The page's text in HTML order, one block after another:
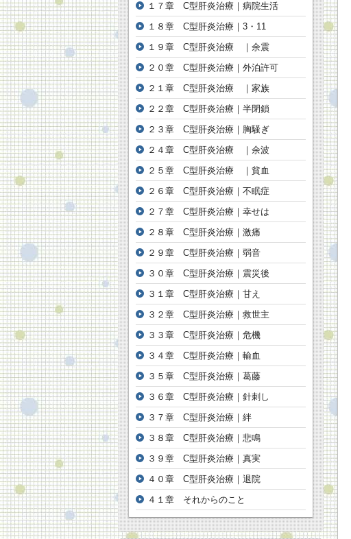
１７章 C型肝炎治療｜病院生活
１８章 C型肝炎治療｜3・11
１９章 C型肝炎治療 ｜余震
２０章 C型肝炎治療｜外泊許可
２１章 C型肝炎治療 ｜家族
２２章 C型肝炎治療｜半閉鎖
２３章 C型肝炎治療｜胸騒ぎ
２４章 C型肝炎治療 ｜余波
２５章 C型肝炎治療 ｜貧血
２６章 C型肝炎治療｜不眠症
２７章 C型肝炎治療｜幸せは
２８章 C型肝炎治療｜激痛
２９章 C型肝炎治療｜弱音
３０章 C型肝炎治療｜震災後
３１章 C型肝炎治療｜甘え
３２章 C型肝炎治療｜救世主
３３章 C型肝炎治療｜危機
３４章 C型肝炎治療｜輸血
３５章 C型肝炎治療｜葛藤
３６章 C型肝炎治療｜針刺し
３７章 C型肝炎治療｜絆
３８章 C型肝炎治療｜悲鳴
３９章 C型肝炎治療｜真実
４０章 C型肝炎治療｜退院
４１章 それからのこと